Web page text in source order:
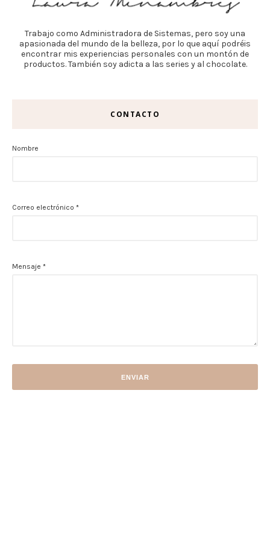
Trabajo como Administradora de Sistemas, pero soy una
apasionada del mundo de la belleza, por lo que aquí podréis
encontrar mis experiencias personales con un montón de
productos. También soy adicta a las series y al chocolate.
CONTACTO
Nombre
Correo electrónico *
Mensaje *